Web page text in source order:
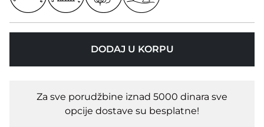
DODAJ U KORPU
Za sve porudžbine iznad 5000 dinara sve
opcije dostave su besplatne!